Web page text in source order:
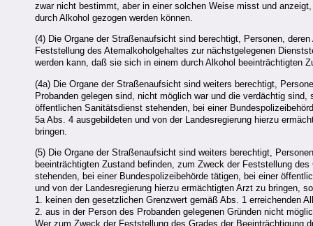
zwar nicht bestimmt, aber in einer solchen Weise misst und
durch Alkohol gezogen werden können.
(4) Die Organe der Straßenaufsicht sind berechtigt, Personen,
Feststellung des Atemalkoholgehaltes zur nächstgelegenen
werden kann, daß sie sich in einem durch Alkohol beeinträchtigten
(4a) Die Organe der Straßenaufsicht sind weiters berechtigt,
Probanden gelegen sind, nicht möglich war und die verdächtig
öffentlichen Sanitätsdienst stehenden, bei einer
5a Abs. 4 ausgebildeten und von der Landesregierung hierzu
bringen.
(5) Die Organe der Straßenaufsicht sind weiters berechtigt,
beeinträchtigten Zustand befinden, zum Zweck der Feststellung
stehenden, bei einer Bundespolizeibehörde tätigen, bei einer
und von der Landesregierung hierzu ermächtigten Arzt zu bringen,
1. keinen den gesetzlichen Grenzwert gemäß Abs. 1 erreichenden
2. aus in der Person des Probanden gelegenen Gründen nicht
Wer zum Zweck der Feststellung des Grades der Beeinträchtigung